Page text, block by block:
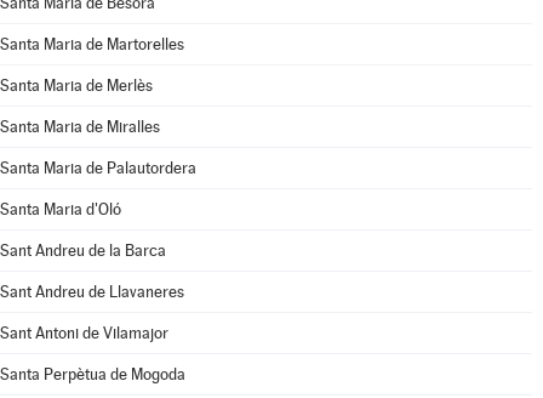
Santa Maria de Martorelles
Santa Maria de Merlès
Santa Maria de Miralles
Santa Maria de Palautordera
Santa Maria d'Oló
Sant Andreu de la Barca
Sant Andreu de Llavaneres
Sant Antoni de Vilamajor
Santa Perpètua de Mogoda